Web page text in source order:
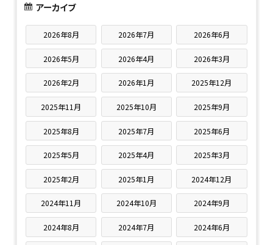
アーカイブ
2026年8月 2026年7月 2026年6月
2026年5月 2026年4月 2026年3月
2026年2月 2026年1月 2025年12月
2025年11月 2025年10月 2025年9月
2025年8月 2025年7月 2025年6月
2025年5月 2025年4月 2025年3月
2025年2月 2025年1月 2024年12月
2024年11月 2024年10月 2024年9月
2024年8月 2024年7月 2024年6月